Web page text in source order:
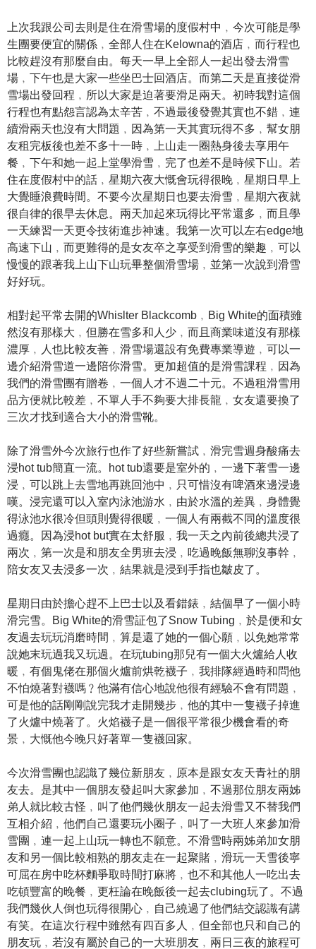
上次我跟公司去則是住在滑雪場的度假村中﹐今次可能是學
生團要便宜的關係﹐全部人住在Kelowna的酒店﹐而行程也
比較趕沒有那麼自由。每天一早上全部人一起出發去滑雪
場﹐下午也是大家一些坐巴士回酒店。而第二天是直接從滑
雪場出發回程﹐所以大家是迫著要滑足兩天。初時我對這個
行程也有點怨言認為太辛苦﹐不過最後發覺其實也不錯﹐連
續滑兩天也沒有大問題﹐因為第一天其實玩得不多﹐幫女朋
友租完板後也差不多十一時﹐上山走一圈熱身後去享用午
餐﹐下午和她一起上堂學滑雪﹐完了也差不是時候下山。若
住在度假村中的話﹐星期六夜大慨會玩得很晚﹐星期日早上
大覺睡浪費時間。不要今次星期日也要去滑雪﹐星期六夜就
很自律的很早去休息。兩天加起來玩得比平常還多﹐而且學
一天練習一天更令技術進步神速。我第一次可以左右edge地
高速下山﹐而更難得的是女友卒之享受到滑雪的樂趣﹐可以
慢慢的跟著我上山下山玩畢整個滑雪場﹐並第一次說到滑雪
好好玩。
相對起平常去開的Whislter Blackcomb﹐Big White的面積雖
然沒有那樣大﹐但勝在雪多和人少﹐而且商業味道沒有那樣
濃厚﹐人也比較友善﹐滑雪場還設有免費專業導遊﹐可以一
邊介紹滑雪道一邊陪你滑雪。更加超值的是滑雪課程﹐因為
我們的滑雪團有贈卷﹐一個人才不過二十元。不過租滑雪用
品方便就比較差﹐不單人手不夠要大排長龍﹐女友還要換了
三次才找到適合大小的滑雪靴。
除了滑雪外今次旅行也作了好些新嘗試﹐滑完雪週身酸痛去
浸hot tub簡直一流。hot tub還要是室外的﹐一邊下著雪一邊
浸﹐可以跳上去雪地再跳回池中﹐只可惜沒有啤酒來邊浸邊
嘆。浸完還可以入室內泳池游水﹐由於水溫的差異﹐身體覺
得泳池水很冷但頭則覺得很暖﹐一個人有兩截不同的溫度很
過癮。因為浸hot but實在太舒服﹐我一天之內前後總共浸了
兩次﹐第一次是和朋友全男班去浸﹐吃過晚飯無聊沒事幹﹐
陪女友又去浸多一次﹐結果就是浸到手指也皺皮了。
星期日由於擔心趕不上巴士以及看錯錶﹐結個早了一個小時
滑完雪。Big White的滑雪証包了Snow Tubing﹐於是便和女
友過去玩玩消磨時間﹐算是還了她的一個心願﹐以免她常常
說她末玩過我又玩過。在玩tubing那兒有一個大火爐給人收
暖﹐有個鬼佬在那個火爐前烘乾襪子﹐我排隊經過時和問他
不怕燒著對襪嗎﹖他滿有信心地說他很有經驗不會有問題﹐
可是他的話剛剛說完我才走開幾步﹐他的其中一隻襪子掉進
了火爐中燒著了。火焰襪子是一個很平常很少機會看的奇
景﹐大慨他今晚只好著單一隻襪回家。
今次滑雪團也認識了幾位新朋友﹐原本是跟女友天青社的朋
友去。是其中一個朋友發起叫大家參加﹐不過那位朋友兩姊
弟人就比較古怪﹐叫了他們幾伙朋友一起去滑雪又不替我們
互相介紹﹐他們自己還要玩小圈子﹐叫了一大班人來參加滑
雪團﹐連一起上山玩一轉也不願意。不滑雪時兩姊弟加女朋
友和另一個比較相熟的朋友走在一起聚賭﹐滑玩一天雪後寧
可屈在房中吃杯麵爭取時間打麻將﹐也不和其他人一吃出去
吃頓豐富的晚餐﹐更枉論在晚飯後一起去clubing玩了。不過
我們幾伙人倒也玩得很開心﹐自己繞過了他們結交認識有講
有笑。在這次行程中雖然有四百多人﹐但全部也只和自己的
朋友玩﹐若沒有屬於自己的一大班朋友﹐兩日三夜的旅程可